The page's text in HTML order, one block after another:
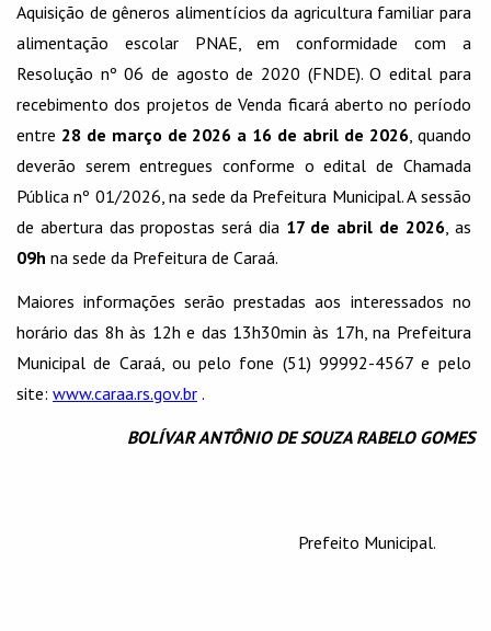
Aquisição de gêneros alimentícios da agricultura familiar para
alimentação escolar PNAE, em conformidade com a
Resolução nº 06 de agosto de 2020 (FNDE). O edital para
recebimento dos projetos de Venda ficará aberto no período
entre 28 de março de 2026 a 16 de abril de 2026, quando
deverão serem entregues conforme o edital de Chamada
Pública nº 01/2026, na sede da Prefeitura Municipal. A sessão
de abertura das propostas será dia 17 de abril de 2026, as
09h na sede da Prefeitura de Caraá.
Maiores informações serão prestadas aos interessados no
horário das 8h às 12h e das 13h30min às 17h, na Prefeitura
Municipal de Caraá, ou pelo fone (51) 99992-4567 e pelo
site: www.caraa.rs.gov.br .
BOLÍVAR ANTÔNIO DE SOUZA RABELO GOMES
Prefeito Municipal.